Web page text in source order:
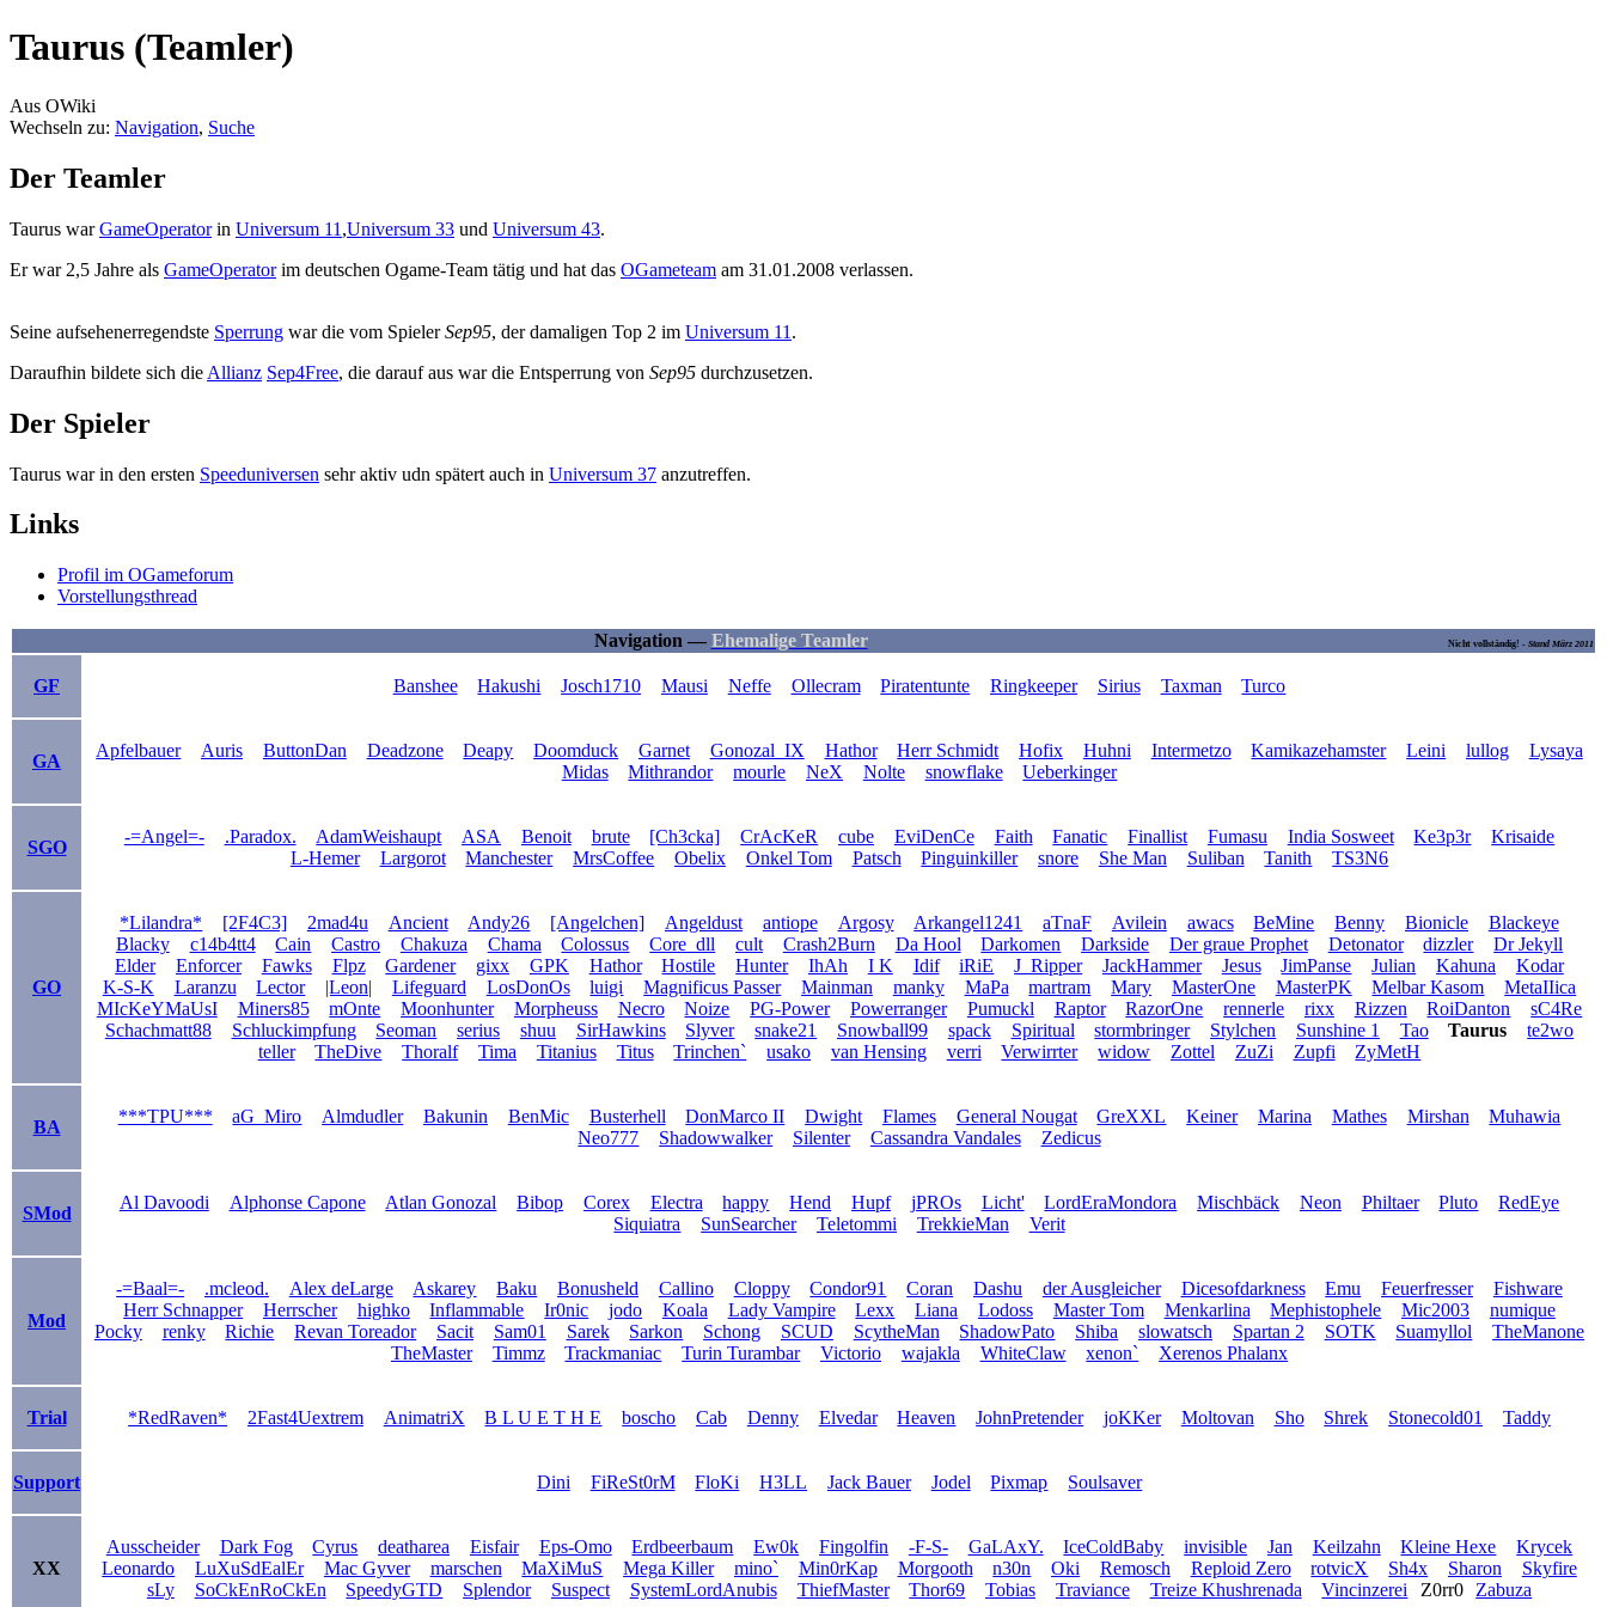
Taurus (Teamler)
Aus OWiki
Wechseln zu: Navigation, Suche
Der Teamler
Taurus warGameOperatorin Universum 11 ,Universum 33 und Universum 43.
Er war 2,5 Jahre als GameOperatorim deutschen Ogame-Team tätig und hat das OGameteam am 31.01.2008 verlassen.
Seine aufsehenerregendste Sperrung war die vom SpielerSep95, der damaligen Top 2 im Universum 11 .
Daraufhin bildete sich die Allianz Sep4Free, die darauf aus war die Entsperrung von Sep95 durchzusetzen.
Der Spieler
Taurus war in den ersten Speeduniversen sehr aktiv udn spätert auch in Universum 37 anzutreffen.
Links
Profil im OGameforum
Vorstellungsthread
Navigation — Ehemalige Teamler Nicht vollständig! - Stand März 2011
GF Banshee Hakushi Josch1710 Mausi Neffe Ollecram Piratentunte Ringkeeper Sirius Taxman Turco
GA
Apfelbauer Auris ButtonDan Deadzone Deapy Doomduck Garnet Gonozal_IX Hathor Herr Schmidt Hofix Huhni Intermetzo Kamikazehamster Leini lullog
Lysaya
Midas
Mithrandor mourle NeX Nolte snowflake Ueberkinger
SGO
-=Angel=- .Paradox. AdamWeishaupt ASA Benoit brute [Ch3cka] CrAcKeR cube EviDenCe Faith Fanatic Finallist Fumasu India Sosweet Ke3p3r
Krisaide
L-Hemer
Largorot Manchester MrsCoffee Obelix Onkel Tom Patsch Pinguinkiller snore She Man Suliban Tanith TS3N6
GO
*Lilandra* [2F4C3] 2mad4u Ancient Andy26 [Angelchen] Angeldust antiope Argosy Arkangel1241 aTnaF Avilein awacs BeMine Benny Bionicle
Blackeye
Blacky
c14b4tt4 Cain Castro Chakuza Chama Colossus Core_dll cult Crash2Burn Da Hool Darkomen Darkside Der graue Prophet Detonator dizzler
Dr Jekyll
Elder
Enforcer Fawks Flpz Gardener gixx GPK Hathor Hostile Hunter IhAh I K Idif iRiE J_Ripper JackHammer Jesus JimPanse Julian Kahuna
Kodar
K-S-K
Laranzu Lector |Leon| Lifeguard LosDonOs luigi Magnificus Passer Mainman manky MaPa martram Mary MasterOne MasterPK Melbar Kasom
MetaIIica
MIcKeYMaUsI
Miners85 mOnte Moonhunter Morpheuss Necro Noize PG-Power Powerranger Pumuckl Raptor RazorOne rennerle rixx Rizzen RoiDanton
sC4Re
Schachmatt88
Schluckimpfung Seoman serius shuu SirHawkins Slyver snake21 Snowball99 spack Spiritual stormbringer Stylchen Sunshine 1 Tao Taurus
te2wo
teller
TheDive Thoralf Tima Titanius Titus Trinchen` usako van Hensing verri Verwirrter widow Zottel ZuZi Zupfi ZyMetH
BA
***TPU*** aG_Miro Almdudler Bakunin BenMic Busterhell DonMarco II Dwight Flames General Nougat GreXXL Keiner Marina Mathes Mirshan
Muhawia
Neo777
Shadowwalker Silenter Cassandra Vandales Zedicus
SMod
Al Davoodi Alphonse Capone Atlan Gonozal Bibop Corex Electra happy Hend Hupf jPROs Licht' LordEraMondora Mischbäck Neon Philtaer Pluto
RedEye
Siquiatra
SunSearcher Teletommi TrekkieMan Verit
Mod
-=Baal=- .mcleod. Alex deLarge Askarey Baku Bonusheld Callino Cloppy Condor91 Coran Dashu der Ausgleicher Dicesofdarkness Emu Feuerfresser
Fishware
Herr Schnapper
Herrscher highko Inflammable Ir0nic jodo Koala Lady Vampire Lexx Liana Lodoss Master Tom Menkarlina Mephistophele Mic2003
numique
Pocky
renky Richie Revan Toreador Sacit Sam01 Sarek Sarkon Schong SCUD ScytheMan ShadowPato Shiba slowatsch Spartan 2 SOTK Suamyllol
TheManone
TheMaster
Timmz Trackmaniac Turin Turambar Victorio wajakla WhiteClaw xenon` Xerenos Phalanx
Trial *RedRaven* 2Fast4Uextrem AnimatriX B L U E T H E boscho Cab Denny Elvedar Heaven JohnPretender joKKer Moltovan Sho Shrek Stonecold01 Taddy
Support Dini FiReSt0rM FloKi H3LL Jack Bauer Jodel Pixmap Soulsaver
XX
Ausscheider Dark Fog Cyrus deatharea Eisfair Eps-Omo Erdbeerbaum Ew0k Fingolfin -F-S- GaLAxY. IceColdBaby invisible Jan Keilzahn Kleine Hexe
Krycek
Leonardo
LuXuSdEalEr Mac Gyver marschen MaXiMuS Mega Killer mino` Min0rKap Morgooth n30n Oki Remosch Reploid Zero rotvicX Sh4x Sharon
Skyfire
sLy
SoCkEnRoCkEn SpeedyGTD Splendor Suspect SystemLordAnubis ThiefMaster Thor69 Tobias Traviance Treize Khushrenada Vincinzerei Z0rr0 Zabuza